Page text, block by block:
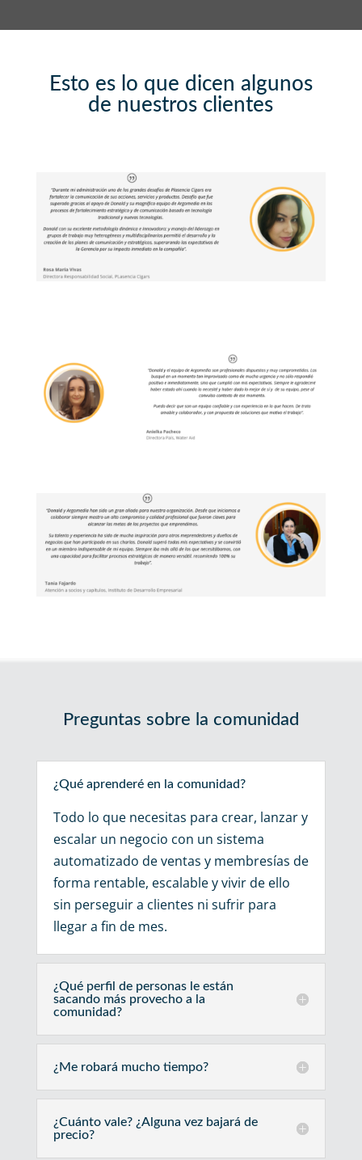
Esto es lo que dicen algunos
de nuestros clientes
Preguntas sobre la comunidad
¿Qué aprenderé en la comunidad?
Todo lo que necesitas para crear, lanzar y
escalar un negocio con un sistema
automatizado de ventas y membresías de
forma rentable, escalable y vivir de ello
sin perseguir a clientes ni sufrir para
llegar a fin de mes.
¿Qué perfil de personas le están
sacando más provecho a la
comunidad?
¿Me robará mucho tiempo?
¿Cuánto vale? ¿Alguna vez bajará de
precio?